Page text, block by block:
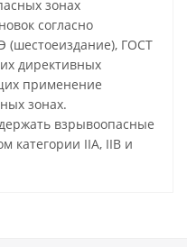
зонах
согласно
(шестоеиздание), ГОСТ
директивных
применение
зонах.
взрывоопасные
категории IIA, IIВ и